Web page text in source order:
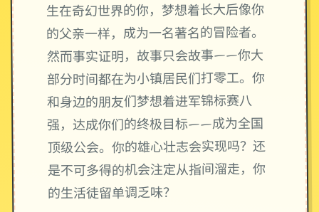
生在奇幻世界的你，梦想着长大后像你
的父亲一样，成为一名著名的冒险者。
然而事实证明，故事只会故事——你大
部分时间都在为小镇居民们打零工。你
和身边的朋友们梦想着进军锦标赛八
强，达成你们的终极目标——成为全国
顶级公会。你的雄心壮志会实现吗？还
是不可多得的机会注定从指间溜走，你
的生活徒留单调乏味？